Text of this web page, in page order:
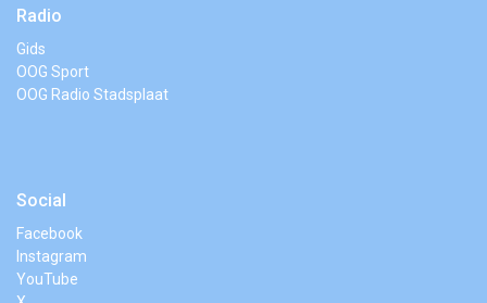
Radio
Gids
OOG Sport
OOG Radio Stadsplaat
Social
Facebook
Instagram
YouTube